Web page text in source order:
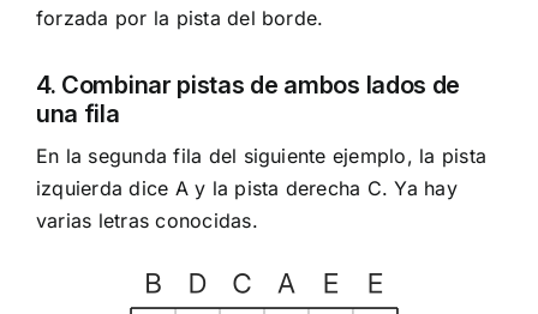
forzada por la pista del borde.
4. Combinar pistas de ambos lados de
una fila
En la segunda fila del siguiente ejemplo, la pista
izquierda dice A y la pista derecha C. Ya hay
varias letras conocidas.